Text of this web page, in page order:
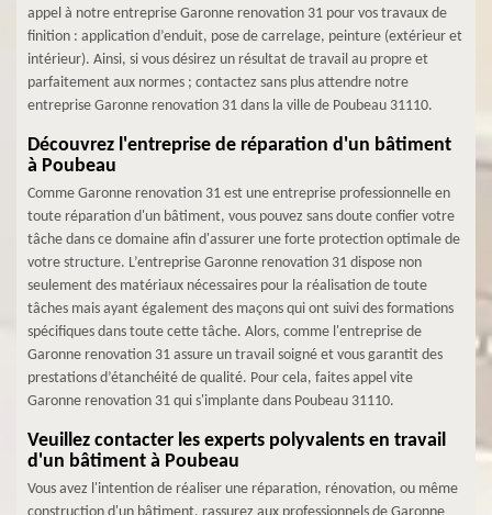
appel à notre entreprise Garonne renovation 31 pour vos travaux de
finition : application d’enduit, pose de carrelage, peinture (extérieur et
intérieur). Ainsi, si vous désirez un résultat de travail au propre et
parfaitement aux normes ; contactez sans plus attendre notre
entreprise Garonne renovation 31 dans la ville de Poubeau 31110.
Découvrez l'entreprise de réparation d'un bâtiment
à Poubeau
Comme Garonne renovation 31 est une entreprise professionnelle en
toute réparation d'un bâtiment, vous pouvez sans doute confier votre
tâche dans ce domaine afin d'assurer une forte protection optimale de
votre structure. L’entreprise Garonne renovation 31 dispose non
seulement des matériaux nécessaires pour la réalisation de toute
tâches mais ayant également des maçons qui ont suivi des formations
spécifiques dans toute cette tâche. Alors, comme l'entreprise de
Garonne renovation 31 assure un travail soigné et vous garantit des
prestations d’étanchéité de qualité. Pour cela, faites appel vite
Garonne renovation 31 qui s'implante dans Poubeau 31110.
Veuillez contacter les experts polyvalents en travail
d'un bâtiment à Poubeau
Vous avez l'intention de réaliser une réparation, rénovation, ou même